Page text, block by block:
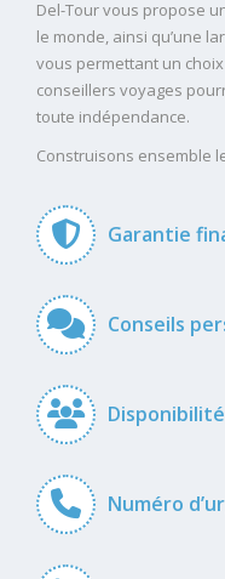
Del-Tour vous propose
le monde, ainsi qu’une
vous permettant un
conseillers voyages
toute indépendance.
Construisons ensemble
Garantie
Conseils
Disponibilité
Numéro